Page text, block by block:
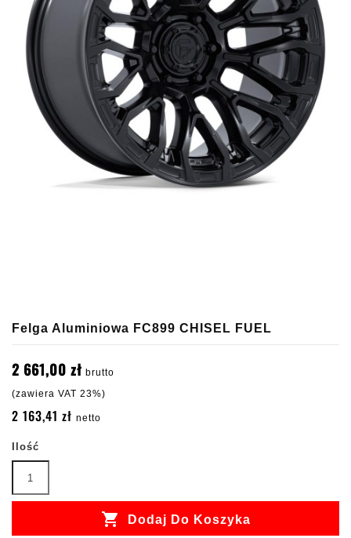
Felga Aluminiowa FC899 CHISEL FUEL
2 661,00 zł brutto
(zawiera VAT 23%)
2 163,41 zł netto
Ilość
 Dodaj Do Koszyka